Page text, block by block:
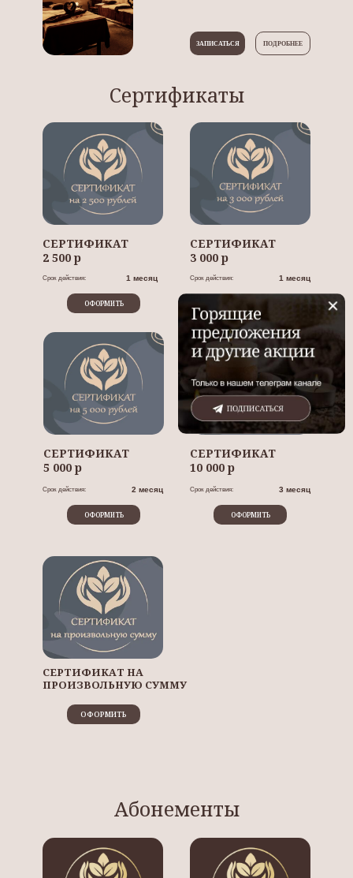
ЗАПИСАТЬСЯ ПОДРОБНЕЕ
Сертификаты
СЕРТИФИКАТ
2 500 р
Срок действия: 1 месяц
СЕРТИФИКАТ
3 000 р
Срок действия: 1 месяц
СЕРТИФИКАТ
5 000 р
Срок действия: 2 месяц
СЕРТИФИКАТ
10 000 р
Срок действия: 3 месяц
ОФОРМИТЬ
ОФОРМИТЬ ОФОРМИТЬ
СЕРТИФИКАТ НА
ПРОИЗВОЛЬНУЮ СУММУ
ОФОРМИТЬ
Абонементы